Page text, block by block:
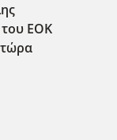
του EOK